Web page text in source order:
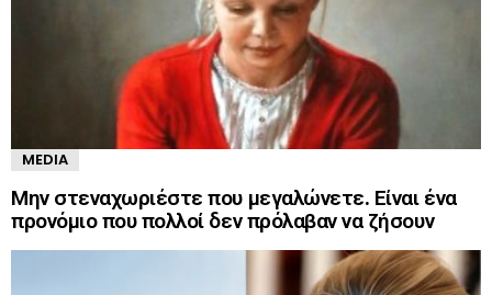
MEDIA
Μην στεναχωριέστε που μεγαλώνετε. Είναι ένα
προνόμιο που πολλοί δεν πρόλαβαν να ζήσουν